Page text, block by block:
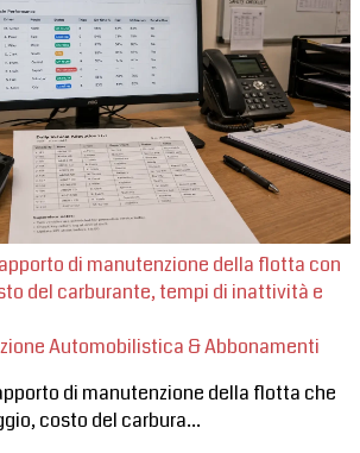
di manutenzione della flotta con
del carburante, tempi di inattività e
Automobilistica & Abbonamenti
di manutenzione della flotta che
costo del carbura...